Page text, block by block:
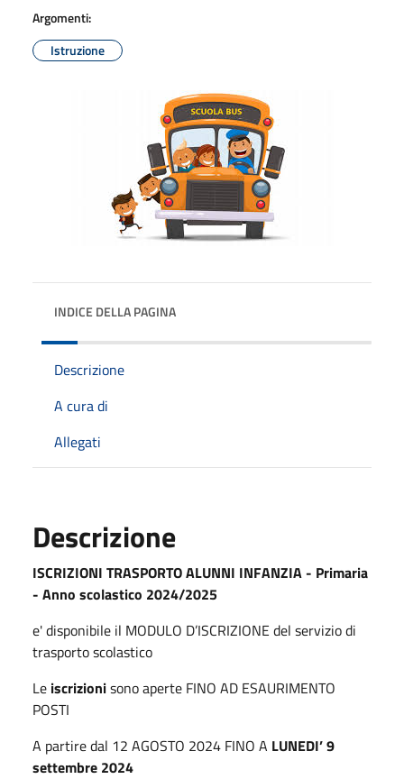
Argomenti:
Istruzione
INDICE DELLA PAGINA
Descrizione
A cura di
Allegati
Descrizione
ISCRIZIONI TRASPORTO ALUNNI INFANZIA - Primaria
- Anno scolastico 2024/2025
e' disponibile il MODULO D’ISCRIZIONE del servizio di
trasporto scolastico
Le iscrizionisono aperte FINO AD ESAURIMENTO
POSTI
A partire dal 12 AGOSTO 2024 FINO A LUNEDI’ 9
settembre 2024